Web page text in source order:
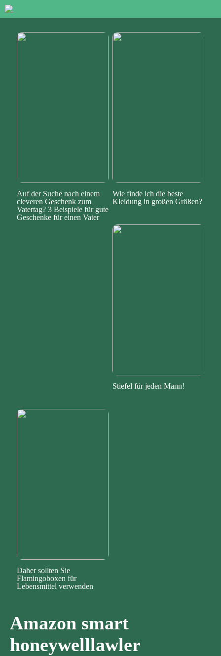
Auf der Suche nach einem
cleveren Geschenk zum
Vatertag? 3 Beispiele für gute
Geschenke für einen Vater
Wie finde ich die beste
Kleidung in großen Größen?
Stiefel für jeden Mann!
Daher sollten Sie
Flamingoboxen für
Lebensmittel verwenden
Amazon smart
honeywelllawler